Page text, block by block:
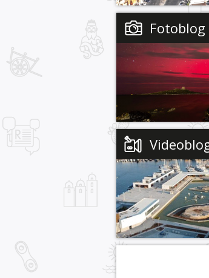
Fotoblog